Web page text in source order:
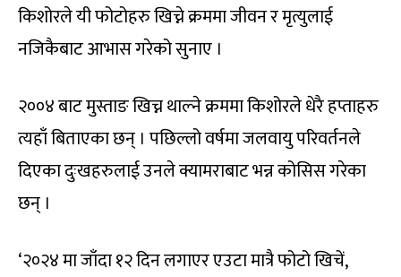
किशोरले यी फोटोहरु खिच्ने क्रममा जीवन र मृत्युलाई
नजिकैबाट आभास गरेको सुनाए ।
२००४ बाट मुस्ताङ खिच्न थाल्ने क्रममा किशोरले धेरै हप्ताहरु
त्यहाँ बिताएका छन् । पछिल्लो वर्षमा जलवायु परिवर्तनले
दिएका दुःखहरुलाई उनले क्यामराबाट भन्न कोसिस गरेका
छन् ।
‘२०२४ मा जाँदा १२ दिन लगाएर एउटा मात्रै फोटो खिचें,